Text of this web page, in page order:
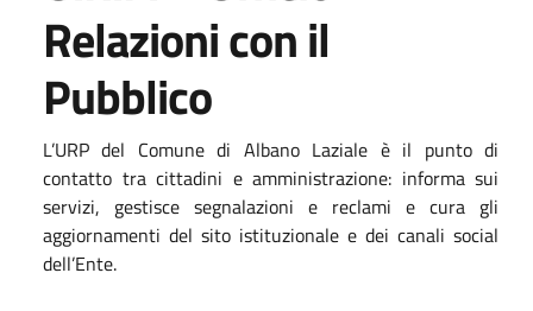
Relazioni con il
Pubblico
L’URP del Comune di Albano Laziale è il punto di
contatto tra cittadini e amministrazione: informa sui
servizi, gestisce segnalazioni e reclami e cura gli
aggiornamenti del sito istituzionale e dei canali social
dell’Ente.